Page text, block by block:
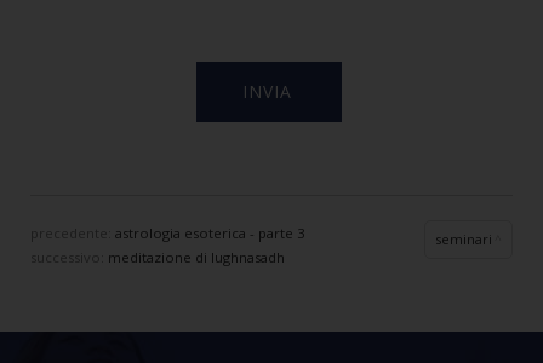
precedente: astrologia esoterica - parte 3
meditazione di lughnasadh
seminari